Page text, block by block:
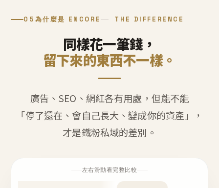
05 為什麼是 ENCORE THE DIFFERENCE
同樣花一筆錢，
留下來的東西不一樣。
廣告、SEO、網紅各有用處，但能不能
「停了還在、會自己長大、變成你的資產」，
才是鐵粉私域的差別。
左右滑動看完整比較